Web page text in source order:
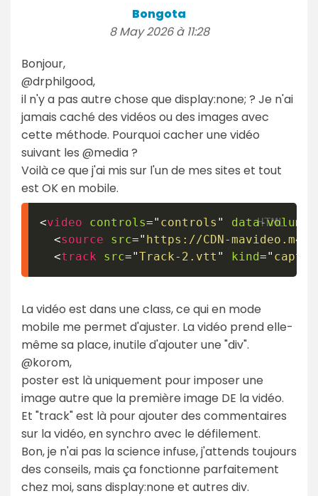
Bongota
8 May 2026 à 11:28
Bonjour,
@drphilgood,
il n'y a pas autre chose que display:none; ? Je n'ai
jamais caché des vidéos ou des images avec
cette méthode. Pourquoi cacher une vidéo
suivant les @media ?
Voilà ce que j'ai mis sur l'un de mes sites et tout
est OK en mobile.
<video controls=" controls " data-volume
<source src=" https://CDN-mavideo.m4v
<track src="Track-2.vtt " kind="
La vidéo est dans une class, ce qui en mode
mobile me permet d'ajuster. La vidéo prend elle-
même sa place, inutile d'ajouter une "div".
@korom,
poster est là uniquement pour imposer une
image autre que la première image DE la vidéo.
Et "track" est là pour ajouter des commentaires
sur la vidéo, en synchro avec le défilement.
Bon, je n'ai pas la science infuse, j'attends toujours
des conseils, mais ça fonctionne parfaitement
chez moi, sans display:none et autres div.